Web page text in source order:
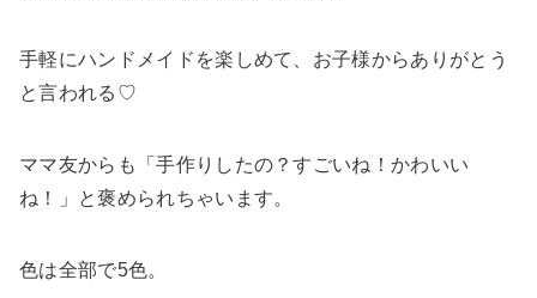
手軽にハンドメイドを楽しめて、お子様からありがとう
と言われる♡
ママ友からも「手作りしたの？すごいね！かわいい
ね！」と褒められちゃいます。
色は全部で5色。